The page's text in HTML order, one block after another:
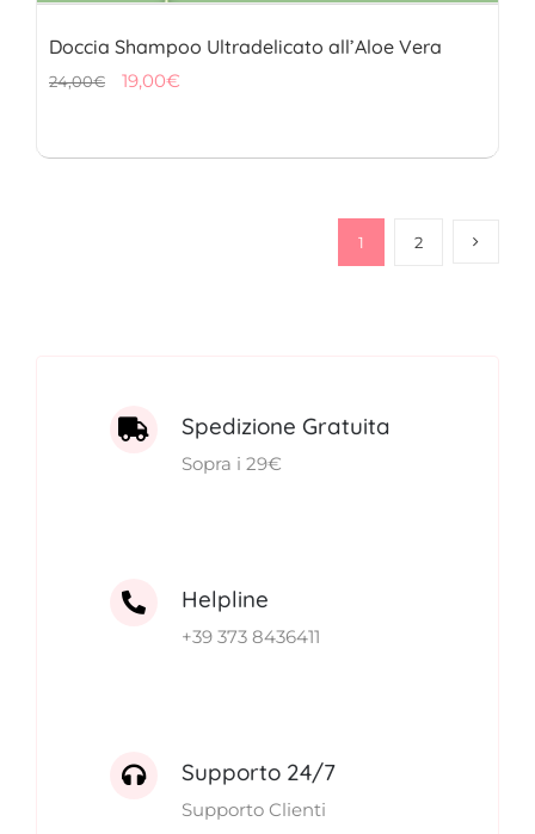
Doccia Shampoo Ultradelicato all’Aloe Vera
24,00€
Il
19,00€
1 2
Spedizione Gratuita
Sopra i 29€
Helpline
+39 373 8436411
Supporto 24/7
Supporto Clienti